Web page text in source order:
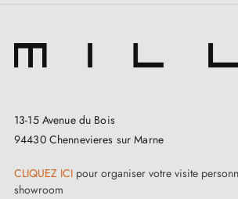
13-15 Avenue du Bois
94430 Chennevieres sur Marne
CLIQUEZ ICI pour organiser votre visite
showroom